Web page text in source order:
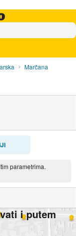
Marčana
parametrima.
i putem